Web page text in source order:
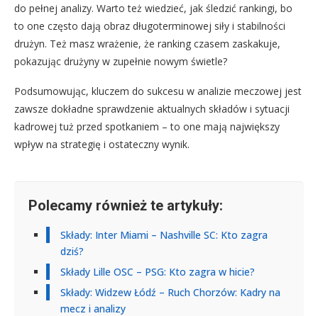
do pełnej analizy. Warto też wiedzieć, jak śledzić rankingi, bo
to one często dają obraz długoterminowej siły i stabilności
drużyn. Też masz wrażenie, że ranking czasem zaskakuje,
pokazując drużyny w zupełnie nowym świetle?
Podsumowując, kluczem do sukcesu w analizie meczowej jest
zawsze dokładne sprawdzenie aktualnych składów i sytuacji
kadrowej tuż przed spotkaniem – to one mają największy
wpływ na strategię i ostateczny wynik.
Polecamy również te artykuły:
Składy: Inter Miami – Nashville SC: Kto zagra
dziś?
Składy Lille OSC – PSG: Kto zagra w hicie?
Składy: Widzew Łódź – Ruch Chorzów: Kadry na
mecz i analizy